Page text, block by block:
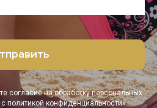
согласие на обработку персональных
политикой конфиденциальности»